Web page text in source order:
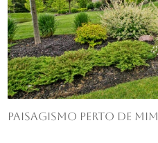
Paisagismo perto de mim